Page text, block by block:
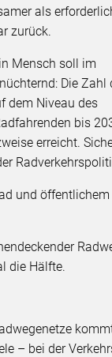
als
zurück.
Mensch soll im
Die Zahl
dem Niveau des
bis
erreicht.
und öffentlichem
die Hälfte.
– bei der